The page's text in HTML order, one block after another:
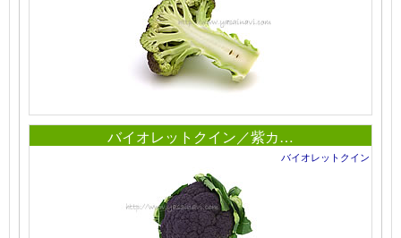
バイオレットクイン／紫カ…
バイオレットクイン